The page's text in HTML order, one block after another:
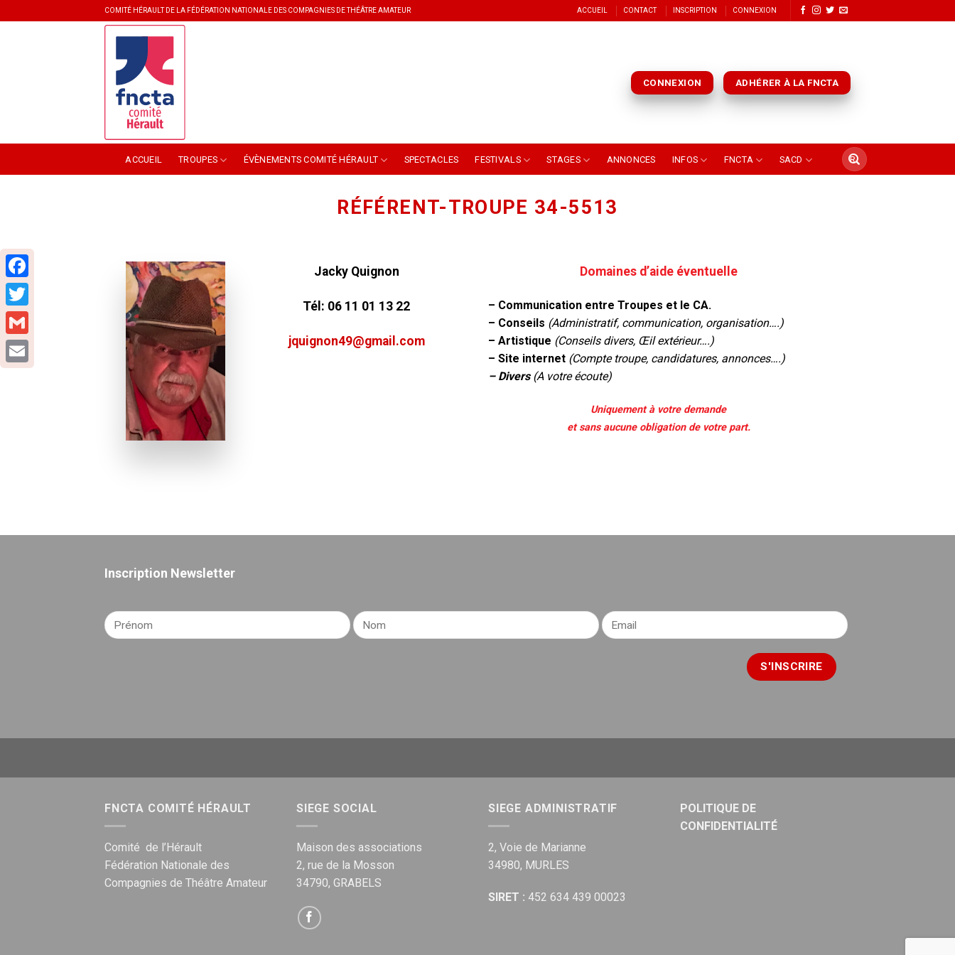
to
COMITÉ HÉRAULT DE LA FÉDÉRATION NATIONALE DES COMPAGNIES DE THÉÂTRE AMATEUR ACCUEIL CONTACT INSCRIPTION CONNEXION
CONNEXION ADHÉRER À LA FNCTA
ACCUEIL TROUPES ÉVÈNEMENTS COMITÉ HÉRAULT SPECTACLES FESTIVALS STAGES ANNONCES INFOS FNCTA SACD
RÉFÉRENT-TROUPE 34-5513
Jacky Quignon
Tél: 06 11 01 13 22
jquignon49@gmail.com
Domaines d’aide éventuelle
– Communication entre Troupes et le CA.
– Conseils (Administratif, communication, organisation….)
– Artistique (Conseils divers, Œil extérieur….)
– Site internet (Compte troupe, candidatures, annonces….)
– Divers(A votre écoute)
Uniquement à votre demande
et sans aucune obligation de votre part.
Inscription Newsletter
FNCTA COMITÉ HÉRAULT
Comité de l’Hérault
Fédération Nationale des
Compagnies de Théâtre Amateur
SIEGE SOCIAL
Maison des associations
2, rue de la Mosson
34790, GRABELS
SIEGE ADMINISTRATIF
2, Voie de Marianne
34980, MURLES
SIRET : 452 634 439 00023
POLITIQUE DE
CONFIDENTIALITÉ
Facebook
Twitter
Gmail